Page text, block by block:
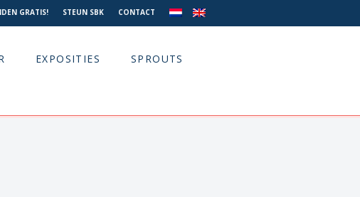
GRATIS! STEUN SBK CONTACT
EXPOSITIES SPROUTS